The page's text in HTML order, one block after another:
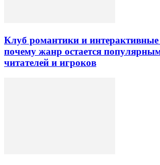
Клуб романтики и интерактивные
почему жанр остается
читателей и игроков